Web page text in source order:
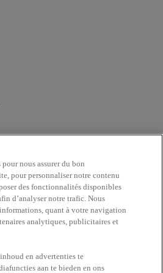
nous assurer du bon
pour personnaliser notre contenu
des fonctionnalités disponibles
d’analyser notre trafic. Nous
quant à votre navigation
analytiques, publicitaires et
en advertenties te
aan te bieden en ons